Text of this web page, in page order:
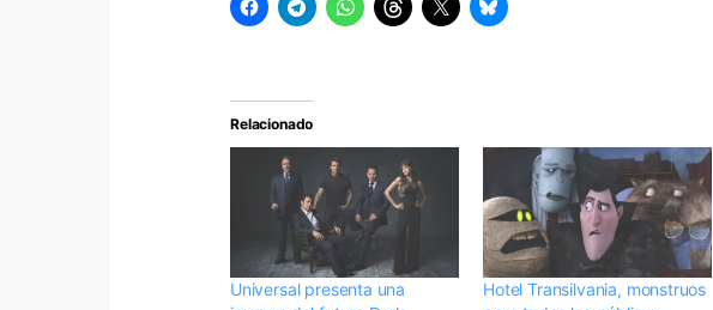
Relacionado
Universal presenta una
Hotel Transilvania, monstruos